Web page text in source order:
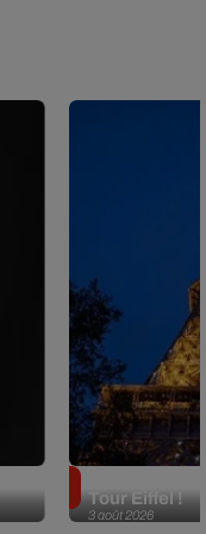
3 août 2026
Tour Eiffel !